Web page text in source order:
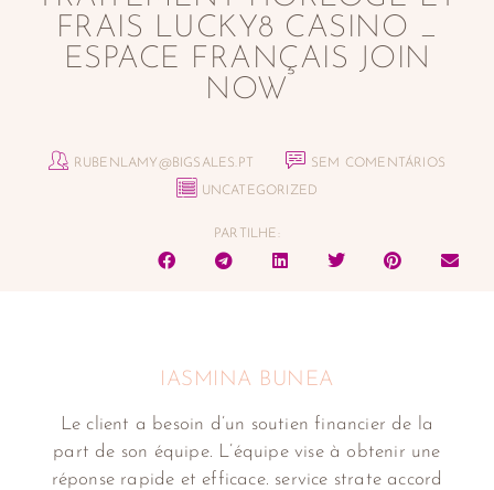
FRAIS LUCKY8 CASINO _
ESPACE FRANÇAIS JOIN
NOW
RUBENLAMY@BIGSALES.PT SEM COMENTÁRIOS
UNCATEGORIZED
PARTILHE:
IASMINA BUNEA
Le client a besoin d’un soutien financier de la
part de son équipe. L’équipe vise à obtenir une
réponse rapide et efficace. service strate accord